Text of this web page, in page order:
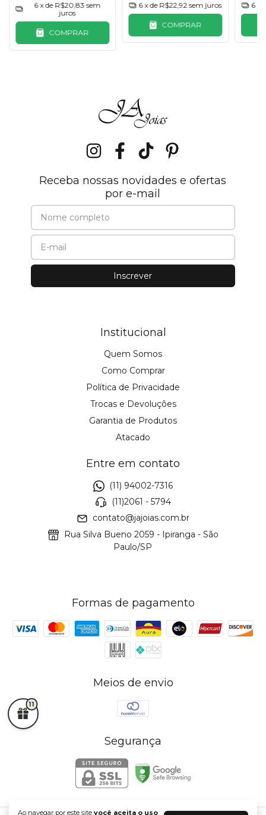
Ao navegar por este site você aceita o uso
6 x de R$20,83 sem
juros
COMPRAR
6 x de R$22,92 sem juros
COMPRAR
6
Receba nossas novidades e ofertas
por e-mail
Institucional
Quem Somos
Como Comprar
Política de Privacidade
Trocas e Devoluções
Garantia de Produtos
Atacado
Entre em contato
(11) 94002-7316
(11)2061 - 5794
contato@jajoias.com.br
Rua Silva Bueno 2059 - Ipiranga - São
Paulo/SP
Formas de pagamento
Meios de envio
Segurança
11